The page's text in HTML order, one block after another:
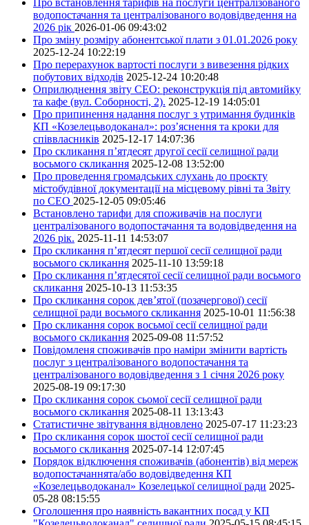
водопостачання та централізованого водовідведення на
2026 рік 2026-01-06 09:43:02
Про зміну розміру абонентської плати з 01.01.2026 року
2025-12-24 10:22:19
Про перерахунок вартості послуги з вивезення рідких
побутових відходів 2025-12-24 10:20:48
Оприлюднення звіту СЕО: реконструкція під автомийку
та кафе (вул. Соборності, 2). 2025-12-19 14:05:01
Про припинення надання послуг з утримання будинків
КП «Козелецьводоканал»: роз’яснення та кроки для
співвласників 2025-12-17 14:07:36
Про скликання п’ятдесят другої сесії селищної ради
восьмого скликання 2025-12-08 13:52:00
Про проведення громадських слухань до проєкту
містобудівної документації на місцевому рівні та Звіту
по СЕО 2025-12-05 09:05:46
Встановлено тарифи для споживачів на послуги
централізованого водопостачання та водовідведення на
2026 рік. 2025-11-11 14:53:07
Про скликання п’ятдесят першої сесії селищної ради
восьмого скликання 2025-11-10 13:59:18
Про скликання п’ятдесятої сесії селищної ради восьмого
скликання 2025-10-13 11:53:35
Про скликання сорок дев’ятої (позачергової) сесії
селищної ради восьмого скликання 2025-10-01 11:56:38
Про скликання сорок восьмої сесії селищної ради
восьмого скликання 2025-09-08 11:57:52
Повідомленя споживачів про наміри змінити вартість
послуг з централізованого водопостачання та
централізованого водовідведення з 1 січня 2026 року
2025-08-19 09:17:30
Про скликання сорок сьомої сесії селищної ради
восьмого скликання 2025-08-11 13:13:43
Статистичне звітування відновлено 2025-07-17 11:23:23
Про скликання сорок шостої сесії селищної ради
восьмого скликання 2025-07-14 12:07:45
Порядок відключення споживачів (абонентів) від мереж
водопостачаннята/або водовідведення КП
«Козелецьводоканал» Козелецької селищної ради 2025-
05-28 08:15:55
Оголошення про наявність вакантних посад у КП